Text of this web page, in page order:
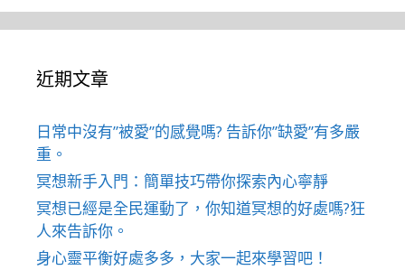
近期文章
日常中沒有”被愛”的感覺嗎? 告訴你”缺愛”有多嚴
重。
冥想新手入門：簡單技巧帶你探索內心寧靜
冥想已經是全民運動了，你知道冥想的好處嗎?狂
人來告訴你。
身心靈平衡好處多多，大家一起來學習吧！